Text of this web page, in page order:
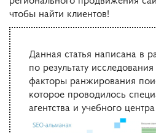
чтобы найти клиентов!
Данная статья написана в
по результату
факторы ранжирования
которое проводилось
агентства и учебного